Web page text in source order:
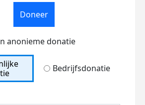
Doneer
anonieme donatie
Bedrijfsdonatie